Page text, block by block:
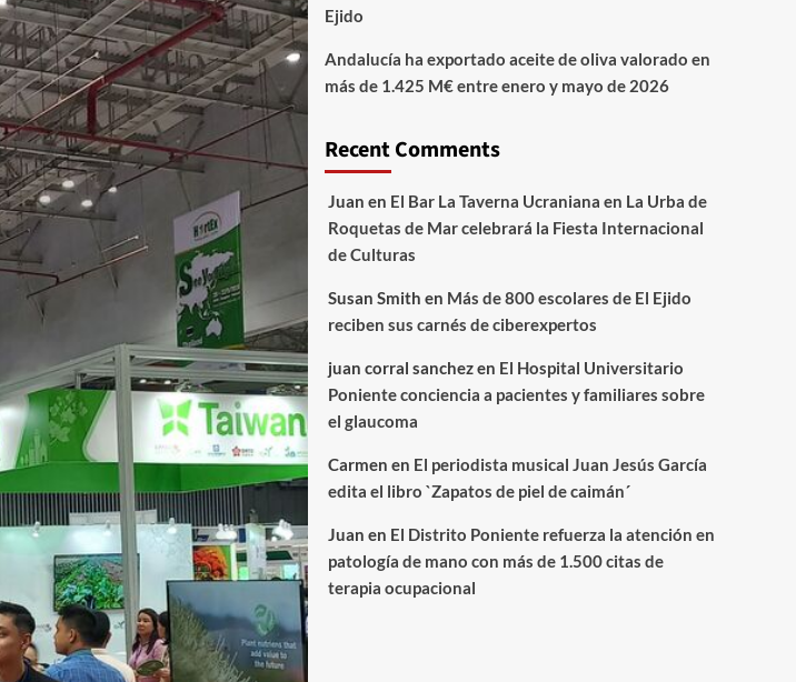
Ejido
Andalucía ha exportado aceite de oliva valorado en
más de 1.425 M€ entre enero y mayo de 2026
Recent Comments
Juan en El Bar La Taverna Ucraniana en La Urba de
Roquetas de Mar celebrará la Fiesta Internacional
de Culturas
Susan Smith en Más de 800 escolares de El Ejido
reciben sus carnés de ciberexpertos
juan corral sanchezen El Hospital Universitario
Poniente conciencia a pacientes y familiares sobre
el glaucoma
Carmen en El periodista musical Juan Jesús García
edita el libro `Zapatos de piel de caimán´
Juan en El Distrito Poniente refuerza la atención en
patología de mano con más de 1.500 citas de
terapia ocupacional